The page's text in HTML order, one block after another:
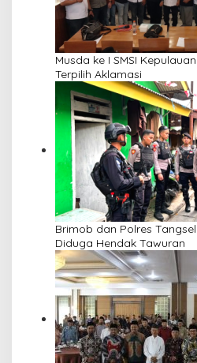
Musda ke I SMSI
Terpilih Aklamasi
Brimob dan Polres
Diduga Hendak Tawuran